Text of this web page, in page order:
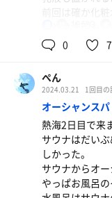
前回は確か化
またいきます！
0 7
ぺん
2024.03.21 1回目の
オーシャンス
熱海2日目で来
サウナはだい
しかった。
サウナからオ
やっぱお風呂